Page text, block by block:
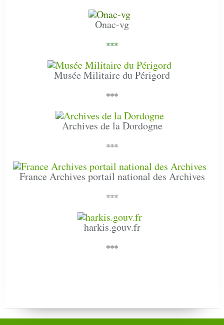
Onac-vg
***
Musée Militaire du Périgord
***
Archives de la Dordogne
***
France Archives portail national des Archives
***
harkis.gouv.fr
***